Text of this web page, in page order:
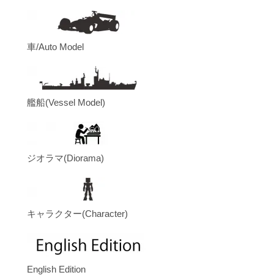
車/Auto Model
艦船(Vessel Model)
ジオラマ(Diorama)
キャラクター(Character)
English Edition